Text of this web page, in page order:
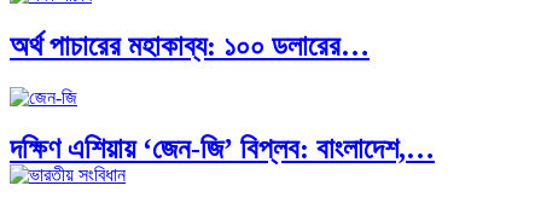
অর্থ পাচারের মহাকাব্য: ১০০ ডলারের…
দক্ষিণ এশিয়ায় ‘জেন-জি’ বিপ্লব: বাংলাদেশ,…